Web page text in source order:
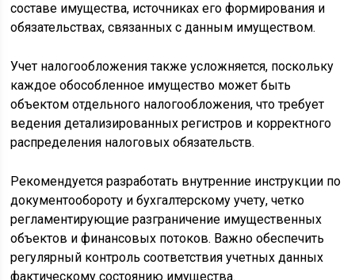
составе имущества, источниках его формирования и
обязательствах, связанных с данным имуществом.
Учет налогообложения также усложняется, поскольку
каждое обособленное имущество может быть
объектом отдельного налогообложения, что требует
ведения детализированных регистров и корректного
распределения налоговых обязательств.
Рекомендуется разработать внутренние инструкции по
документообороту и бухгалтерскому учету, четко
регламентирующие разграничение имущественных
объектов и финансовых потоков. Важно обеспечить
регулярный контроль соответствия учетных данных
фактическому состоянию имущества.